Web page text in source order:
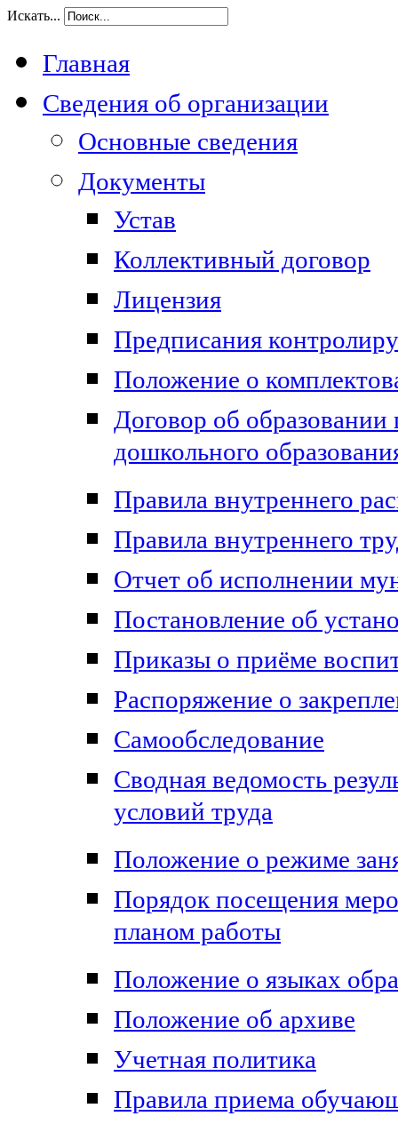
Искать...
Главная
Сведения об организации
Основные сведения
Документы
Устав
Коллективный договор
Лицензия
Предписания
Положение о
Договор об
дошкольного
Правила внутреннего
Правила внутреннего
Отчет об исполнении
Постановление об
Приказы о приёме
Распоряжение о
Самообследование
Сводная ведомость
условий труда
Положение о режиме
Порядок посещения
планом работы
Положение о языках
Положение об архиве
Учетная политика
Правила приема